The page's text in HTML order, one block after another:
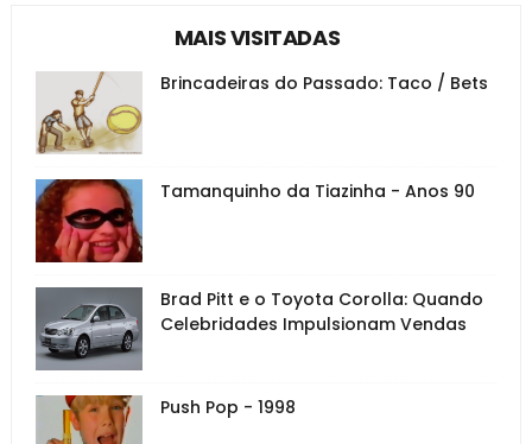
MAIS VISITADAS
Brincadeiras do Passado: Taco / Bets
Tamanquinho da Tiazinha - Anos 90
Brad Pitt e o Toyota Corolla: Quando
Celebridades Impulsionam Vendas
Push Pop - 1998